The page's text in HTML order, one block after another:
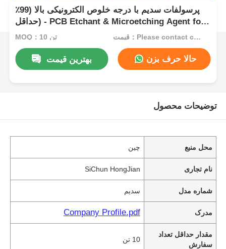
پرسولفات سدیم با درجه خلوص الکترونیکی بالا (99٪
حداقل) - PCB Etchant & Microetching Agent for
Circuit Board Manufacturing
MOQ：10 تن قیمت：Please contact customer service
بهترین قیمت حالا حرف بزن
توضیحات محصول
محل منبع چین
نام تجاری SiChun HongJian
شماره مدل سدیم
مدرک Company Profile.pdf
مقدار حداقل تعداد
سفارش
10 تن